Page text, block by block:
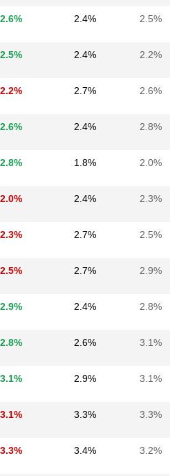
2.6% 2.4% 2.5%
2.5% 2.4% 2.2%
2.2% 2.7% 2.6%
2.6% 2.4% 2.8%
2.8% 1.8% 2.0%
2.0% 2.4% 2.3%
2.3% 2.7% 2.5%
2.5% 2.7% 2.9%
2.9% 2.4% 2.8%
2.8% 2.6% 3.1%
3.1% 2.9% 3.1%
3.1% 3.3% 3.3%
3.3% 3.4% 3.2%